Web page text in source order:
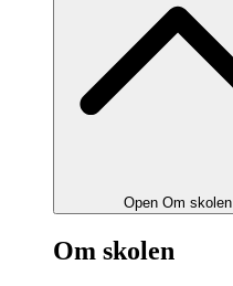
Open Om skolen
Om skolen